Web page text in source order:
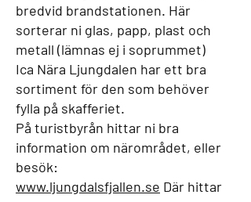
bredvid brandstationen. Här
sorterar ni glas, papp, plast och
metall (lämnas ej i soprummet)
Ica Nära Ljungdalen har ett bra
sortiment för den som behöver
fylla på skafferiet.
På turistbyrån hittar ni bra
information om närområdet, eller
besök:
www.ljungdalsfjallen.se Där hittar